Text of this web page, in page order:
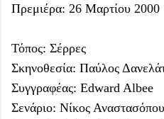
Πρεμιέρα: 26 Μαρτίου 2000
Τόπος: Σέρρες
Σκηνοθεσία: Παύλος
Συγγραφέας: Edward Albee
Σενάριο: Νίκος